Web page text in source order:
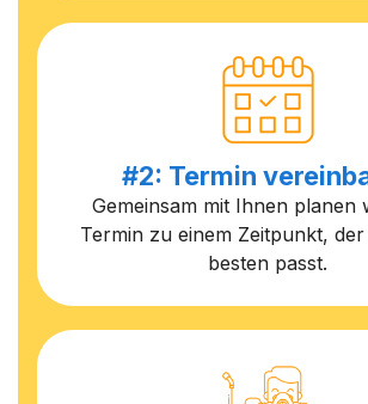
#2: Termin
Gemeinsam mit Ihnen planen
Termin zu einem Zeitpunkt,
besten passt.